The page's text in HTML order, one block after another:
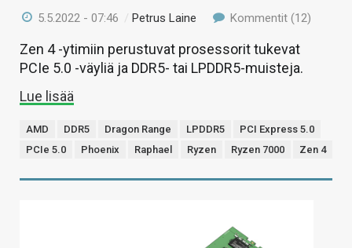
5.5.2022 - 07:46 /Petrus Laine Kommentit (12)
Zen 4 -ytimiin perustuvat prosessorit tukevat
PCIe 5.0 -väyliä ja DDR5- tai LPDDR5-muisteja.
Lue lisää
AMD DDR5 Dragon Range LPDDR5
PCI Express 5.0
PCIe 5.0
Phoenix Raphael Ryzen Ryzen 7000 Zen 4